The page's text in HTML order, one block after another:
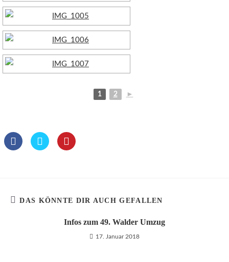
1 2 ►
DAS KÖNNTE DIR AUCH GEFALLEN
Infos zum 49. Walder Umzug
17. Januar 2018